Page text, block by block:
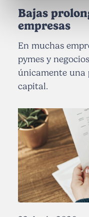
Bajas
empresas
En muchas
pymes y
únicamente una
capital.